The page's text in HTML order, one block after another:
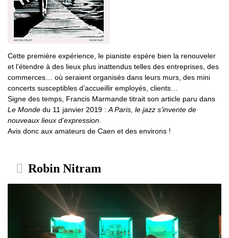
Cette première expérience, le pianiste espère bien la renouveler
et l’étendre à des lieux plus inattendus telles des entreprises, des
commerces… où seraient organisés dans leurs murs, des mini
concerts susceptibles d’accueillir employés, clients…
Signe des temps, Francis Marmande titrait son article paru dans
Le Monde du 11 janvier 2019 : A Paris, le jazz s’invente de
nouveaux lieux d’expression
Avis donc aux amateurs de Caen et des environs !
Robin Nitram